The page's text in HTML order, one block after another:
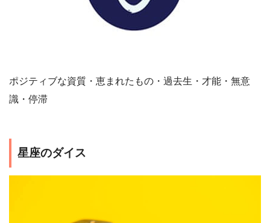
ポジティブな資質・恵まれたもの・過去生・才能・無意
識・停滞
星座のダイス